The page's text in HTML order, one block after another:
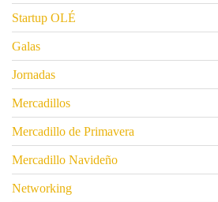
Startup OLÉ
Galas
Jornadas
Mercadillos
Mercadillo de Primavera
Mercadillo Navideño
Networking